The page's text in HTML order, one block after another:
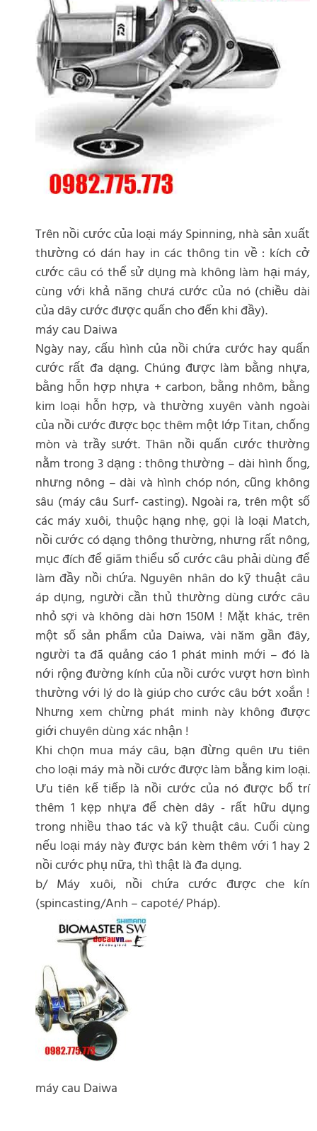
Trên nồi cước của loại máy Spinning, nhà sản xuất
thường có dán hay in các thông tin về : kích cở
cước câu có thể sử dụng mà không làm hại máy,
cùng với khả năng chưá cước của nó (chiều dài
của dây cước được quấn cho đến khi đầy).
máy cau Daiwa
Ngày nay, cấu hình của nồi chứa cước hay quấn
cước rất đa dạng. Chúng được làm bằng nhựa,
bằng hỗn hợp nhựa + carbon, bằng nhôm, bằng
kim loại hỗn hợp, và thường xuyên vành ngoài
của nồi cước được bọc thêm một lớp Titan, chống
mòn và trầy sướt. Thân nồi quấn cước thường
nằm trong 3 dạng : thông thường – dài hình ống,
nhưng nông – dài và hình chóp nón, cũng không
sâu (máy câu Surf- casting). Ngoài ra, trên một số
các máy xuôi, thuộc hạng nhẹ, gọi là loại Match,
nồi cước có dạng thông thường, nhưng rất nông,
mục đích để giãm thiểu số cước câu phải dùng để
làm đầy nồi chứa. Nguyên nhân do kỹ thuật câu
áp dụng, người cần thủ thường dùng cước câu
nhỏ sợi và không dài hơn 150M ! Mặt khác, trên
một số sản phẩm của Daiwa, vài năm gần đây,
người ta đã quảng cáo 1 phát minh mới – đó là
nới rộng đường kính của nồi cước vượt hơn bình
thường với lý do là giúp cho cước câu bớt xoắn !
Nhưng xem chừng phát minh này không được
giới chuyên dùng xác nhận !
Khi chọn mua máy câu, bạn đừng quên ưu tiên
cho loại máy mà nồi cước được làm bằng kim loại.
Ưu tiên kế tiếp là nồi cước của nó được bố trí
thêm 1 kẹp nhựa để chèn dây - rất hữu dụng
trong nhiều thao tác và kỹ thuật câu. Cuối cùng
nếu loại máy này được bán kèm thêm với 1 hay 2
nồi cước phụ nữa, thì thật là đa dụng.
b/ Máy xuôi, nồi chứa cước được che kín
(spincasting/Anh – capoté/ Pháp).
máy cau Daiwa